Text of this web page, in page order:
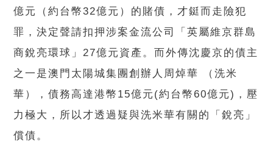
億元（約台幣32億元）的賭債，才鋌而走險犯
罪，決定聲請扣押涉案金流公司「英屬維京群島
商銳亮環球」27億元資產。而外傳沈慶京的債主
之一是澳門太陽城集團創辦人周焯華 （洗米
華），債務高達港幣15億元(約台幣60億元)，壓
力極大，所以才透過疑與洗米華有關的「銳亮」
償債。